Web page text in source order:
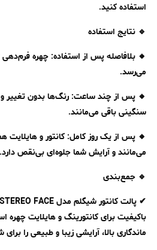
استفاده کنید.
🔹 نتایج استفاده
🔸 بلافاصله پس از استفاده: چهره
می‌رسد.
🔸 پس از چند ساعت: رنگ‌ها بدون تغییر
سنگینی باقی می‌مانند.
🔸 پس از یک روز کامل: کانتور و
می‌مانند و آرایش شما جلوه‌ای بی‌نقص دارد.
🔹 جمع‌بندی
باکیفیت برای کانتورینگ و هایلایت
ماندگاری بالا، آرایشی زیبا و طبیعی را